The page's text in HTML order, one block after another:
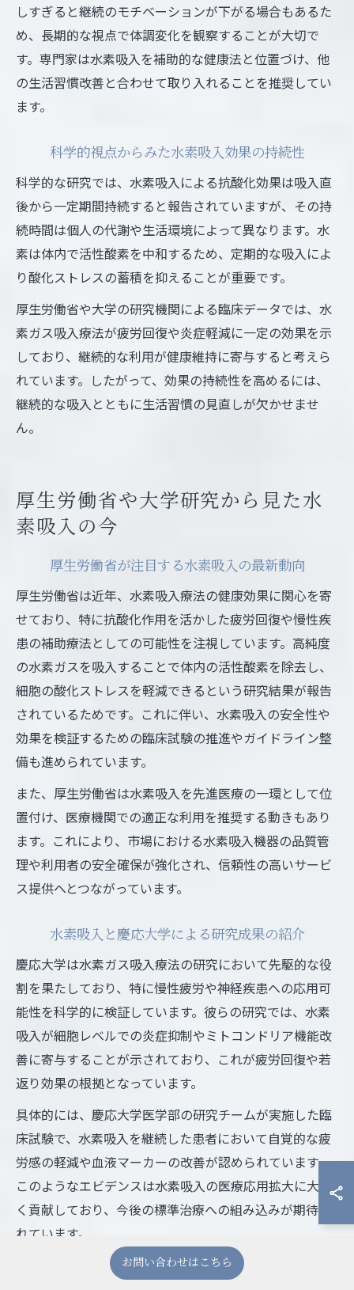
しすぎると継続のモチベーションが下がる場合もあるた
め、長期的な視点で体調変化を観察することが大切で
す。専門家は水素吸入を補助的な健康法と位置づけ、他
の生活習慣改善と合わせて取り入れることを推奨してい
ます。
科学的視点からみた水素吸入効果の持続性
科学的な研究では、水素吸入による抗酸化効果は吸入直
後から一定期間持続すると報告されていますが、その持
続時間は個人の代謝や生活環境によって異なります。水
素は体内で活性酸素を中和するため、定期的な吸入によ
り酸化ストレスの蓄積を抑えることが重要です。
厚生労働省や大学の研究機関による臨床データでは、水
素ガス吸入療法が疲労回復や炎症軽減に一定の効果を示
しており、継続的な利用が健康維持に寄与すると考えら
れています。したがって、効果の持続性を高めるには、
継続的な吸入とともに生活習慣の見直しが欠かせませ
ん。
厚生労働省や大学研究から見た水
素吸入の今
厚生労働省が注目する水素吸入の最新動向
厚生労働省は近年、水素吸入療法の健康効果に関心を寄
せており、特に抗酸化作用を活かした疲労回復や慢性疾
患の補助療法としての可能性を注視しています。高純度
の水素ガスを吸入することで体内の活性酸素を除去し、
細胞の酸化ストレスを軽減できるという研究結果が報告
されているためです。これに伴い、水素吸入の安全性や
効果を検証するための臨床試験の推進やガイドライン整
備も進められています。
また、厚生労働省は水素吸入を先進医療の一環として位
置付け、医療機関での適正な利用を推奨する動きもあり
ます。これにより、市場における水素吸入機器の品質管
理や利用者の安全確保が強化され、信頼性の高いサービ
ス提供へとつながっています。
水素吸入と慶応大学による研究成果の紹介
慶応大学は水素ガス吸入療法の研究において先駆的な役
割を果たしており、特に慢性疲労や神経疾患への応用可
能性を科学的に検証しています。彼らの研究では、水素
吸入が細胞レベルでの炎症抑制やミトコンドリア機能改
善に寄与することが示されており、これが疲労回復や若
返り効果の根拠となっています。
具体的には、慶応大学医学部の研究チームが実施した臨
床試験で、水素吸入を継続した患者において自覚的な疲
労感の軽減や血液マーカーの改善が認められています。
このようなエビデンスは水素吸入の医療応用拡大に大き
く貢献しており、今後の標準治療への組み込みが期待さ
れています。
水素吸入の進化と各研究機関の評価ポイント
お問い合わせはこちら